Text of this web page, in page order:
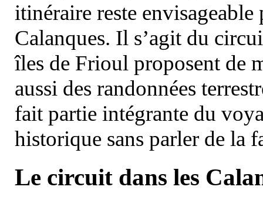
itinéraire reste
Calanques. Il s’agit du
îles de Frioul proposent de
aussi des randonnées
fait partie intégrante du
historique sans parler de la
Le circuit dans les